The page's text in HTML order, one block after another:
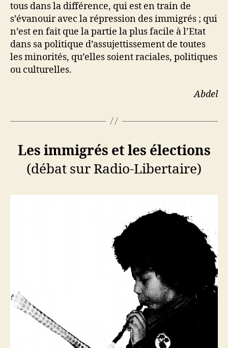
tous dans la différence, qui est en train de
s’évanouir avec la répression des immigrés ; qui
n’est en fait que la partie la plus facile à l’Etat
dans sa politique d’assujettissement de toutes
les minorités, qu’elles soient raciales, politiques
ou culturelles.
Abdel
Les immigrés et les élections
(débat sur Radio-Libertaire)